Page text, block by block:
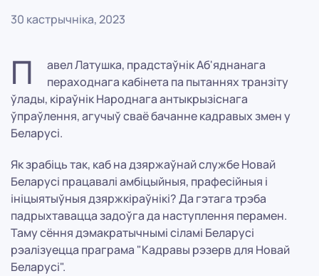
30 кастрычніка, 2023
П
авел Латушка, прадстаўнік Аб'яднанага
пераходнага кабінета па пытаннях транзіту
ўлады, кіраўнік Народнага антыкрызіснага
ўпраўлення, агучыў сваё бачанне кадравых змен у
Беларусі.
Як зрабіць так, каб на дзяржаўнай службе Новай
Беларусі працавалі амбіцыйныя, прафесійныя і
ініцыятыўныя дзяржкіраўнікі? Да гэтага трэба
падрыхтавацца задоўга да наступлення перамен.
Таму сёння дэмакратычнымі сіламі Беларусі
рэалізуецца праграма "Кадравы рэзерв для Новай
Беларусі".